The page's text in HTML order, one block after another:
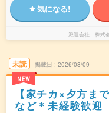
気になる!
派遣会社 株式
未読
NEW
掲載日 2026/08/09
【家チカ×夕方ま
など＊未経験歓迎